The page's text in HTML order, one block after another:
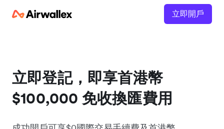
立即開戶
立即登記，即享首港幣
$100,000 免收換匯費用